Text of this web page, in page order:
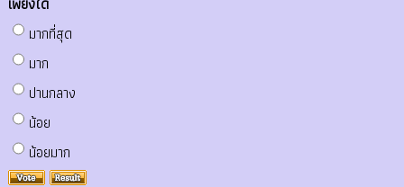
มากที่สุด
มาก
ปานกลาง
น้อย
น้อยมาก